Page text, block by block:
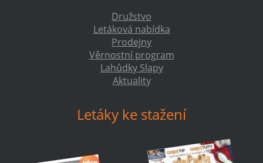
Družstvo
Letáková nabídka
Prodejny
Věrnostní program
Lahůdky Slapy
Aktuality
Letáky ke stažení